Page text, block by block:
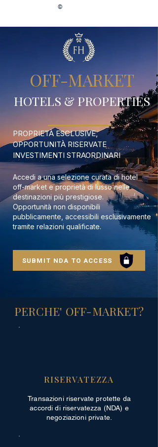
©
OFF-MARKET
HOTELS & PROPERTIES
PROPRIETÀ ESCLUSIVE,
OPPORTUNITÀ RISERVATE
INVESTIMENTI STRAORDINARI
Accedi a una selezione curata di hotel
off-market e proprietà di lusso nelle
destinazioni più prestigiose.
Opportunità non disponibili
pubblicamente, accessibili esclusivamente
tramite relazioni qualificate.
SUBMIT NDA TO ACCESS
PERCHE' OFF-MARKET?
RISERVATEZZA
Transazioni riservate protette da
accordi di riservatezza (NDA) e
negoziazioni private.